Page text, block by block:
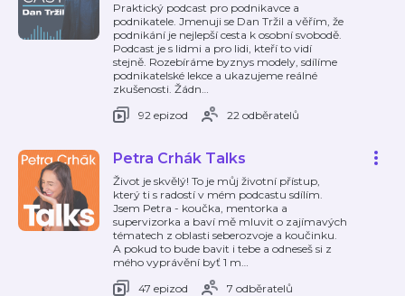
Praktický podcast pro podnikavce a
podnikatele. Jmenuji se Dan Tržil a věřím, že
podnikání je nejlepší cesta k osobní svobodě.
Podcast je s lidmi a pro lidi, kteří to vidí
stejně. Rozebíráme byznys modely, sdílíme
podnikatelské lekce a ukazujeme reálné
zkušenosti. Žádn…
92 epizod
22 odběratelů
Petra Crhák Talks
Život je skvělý! To je můj životní přístup,
který ti s radostí v mém podcastu sdílím.
Jsem Petra - koučka, mentorka a
supervizorka a baví mě mluvit o zajímavých
tématech z oblasti seberozvoje a koučinku.
A pokud to bude bavit i tebe a odneseš si z
mého vyprávění byť 1 m…
47 epizod
7 odběratelů